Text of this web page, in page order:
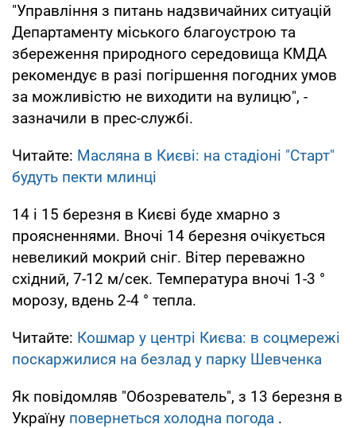
"Управління з питань надзвичайних ситуацій
Департаменту міського благоустрою та
збереження природного середовища КМДА
рекомендує в разі погіршення погодних умов
за можливістю не виходити на вулицю", -
зазначили в прес-службі.
Читайте: Масляна в Києві: на стадіоні "Старт"
будуть пекти млинці
14 і 15 березня в Києві буде хмарно з
проясненнями. Вночі 14 березня очікується
невеликий мокрий сніг. Вітер переважно
східний, 7-12 м/сек. Температура вночі 1-3 °
морозу, вдень 2-4 ° тепла.
Читайте: Кошмар у центрі Києва: в соцмережі
поскаржилися на безлад у парку Шевченка
Як повідомляв "Обозреватель", з 13 березня в
Україну повернеться холодна погода .